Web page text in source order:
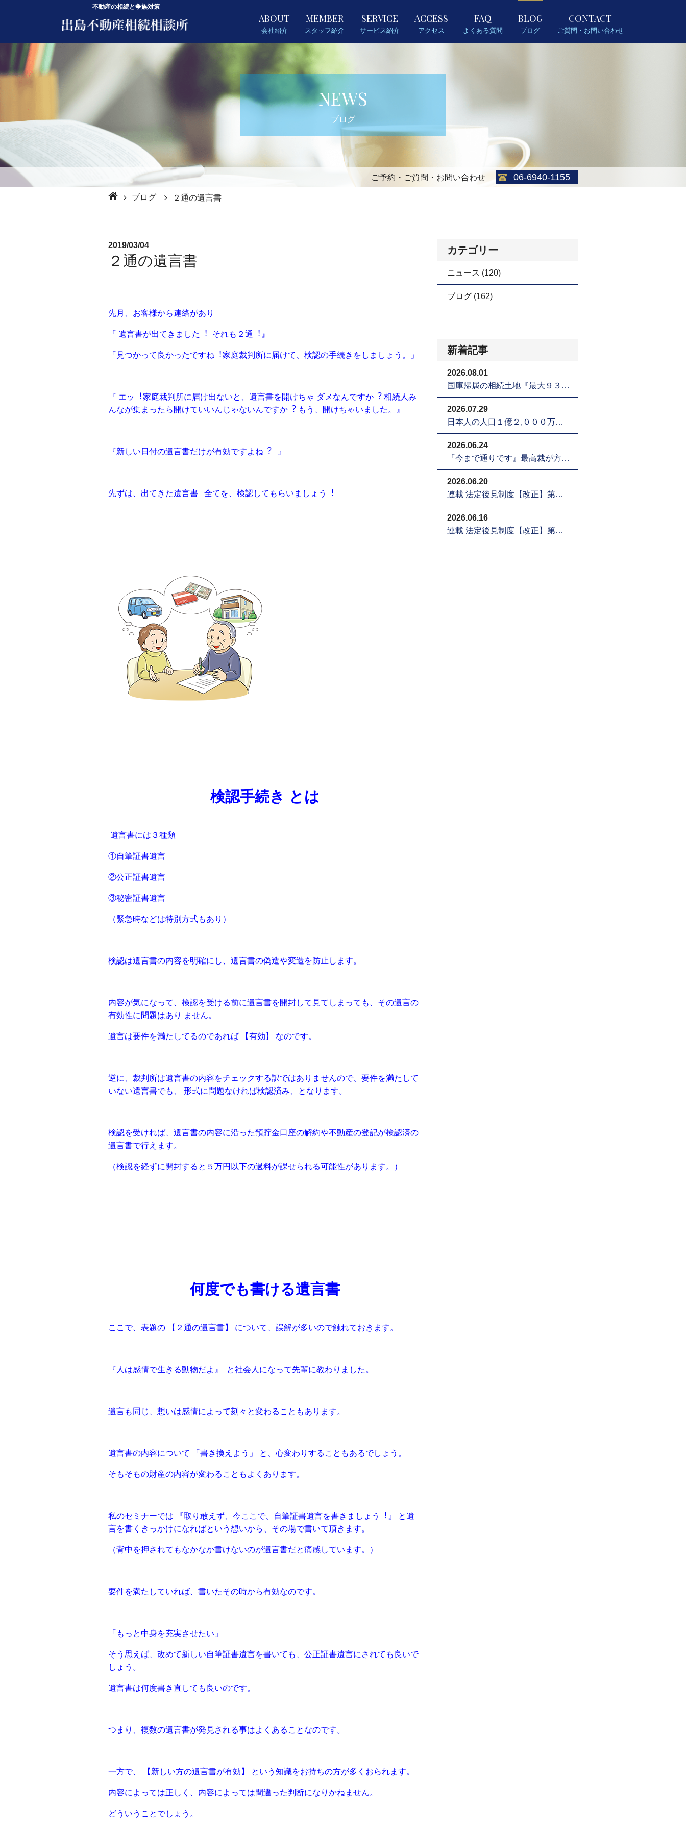
不動産の相続と争族対策
ABOUT
会社紹介
MEMBER
スタッフ紹介
SERVICE
サービス紹介
ACCESS
アクセス
FAQ
よくある質問
BLOG
ブログ
CONTACT
ご質問・お問い合わせ
NEWS
ブログ
ご予約・ご質問・お問い合わせ 06-6940-1155
ブログ ２通の遺言書
2019/03/04
２通の遺言書
先⽉、お客様から連絡があり
『 遺⾔書が出てきました︕ それも２通︕』
「⾒つかって良かったですね︕家庭裁判所に届けて、検認の⼿続きをしましょう。」
『 エッ︕家庭裁判所に届け出ないと、遺⾔書を開けちゃ ダメなんですか︖ 相続⼈み
んなが集まったら開けていいんじゃないんですか︖ もう、開けちゃいました。』
『新しい⽇付の遺⾔書だけが有効ですよね︖ 』
先ずは、出てきた遺⾔書 全てを、検認してもらいましょう︕
検認⼿続き とは
遺⾔書には３種類
①⾃筆証書遺⾔
②公正証書遺⾔
③秘密証書遺⾔
（緊急時などは特別⽅式もあり）
検認は遺⾔書の内容を明確にし、遺⾔書の偽造や変造を防⽌します。
内容が気になって、検認を受ける前に遺⾔書を開封して⾒てしまっても、その遺⾔の
有効性に問題はあり ません。
遺⾔は要件を満たしてるのであれば 【有効】 なのです。
逆に、裁判所は遺⾔書の内容をチェックする訳ではありませんので、要件を満たして
いない遺⾔書でも、 形式に問題なければ検認済み、となります。
検認を受ければ、遺⾔書の内容に沿った預貯⾦⼝座の解約や不動産の登記が検認済の
遺⾔書で⾏えます。
（検認を経ずに開封すると５万円以下の過料が課せられる可能性があります。）
何度でも書ける遺⾔書
ここで、表題の 【２通の遺⾔書】 について、誤解が多いので触れておきます。
『⼈は感情で⽣きる動物だよ』 と社会⼈になって先輩に教わりました。
遺⾔も同じ、想いは感情によって刻々と変わることもあります。
遺⾔書の内容について 「書き換えよう」 と、⼼変わりすることもあるでしょう。
そもそもの財産の内容が変わることもよくあります。
私のセミナーでは 『取り敢えず、今ここで、⾃筆証書遺⾔を書きましょう︕』 と遺
⾔を書くきっかけになればという想いから、その場で書いて頂きます。
（背中を押されてもなかなか書けないのが遺言書だと痛感しています。）
要件を満たしていれば、書いたその時から有効なのです。
「もっと中⾝を充実させたい」
そう思えば、改めて新しい⾃筆証書遺⾔を書いても、公正証書遺⾔にされても良いで
しょう。
遺⾔書は何度書き直しても良いのです。
つまり、複数の遺⾔書が発⾒される事はよくあることなのです。
⼀⽅で、 【新しい⽅の遺⾔書が有効】 という知識をお持ちの⽅が多くおられます。
内容によっては正しく、内容によっては間違った判断になりかねません。
どういうことでしょう。
カテゴリー
ニュース (120)
ブログ (162)
新着記事
2026.08.01
国庫帰属の相続土地『最大９３…
2026.07.29
日本人の人口１億２,０００万…
2026.06.24
『今まで通りです』最高裁が方…
2026.06.20
連載 法定後見制度【改正】第…
2026.06.16
連載 法定後見制度【改正】第…